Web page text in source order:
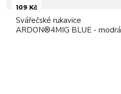
109 Kč
Svářečské rukavice
ARDON®4MIG BLUE - modrá